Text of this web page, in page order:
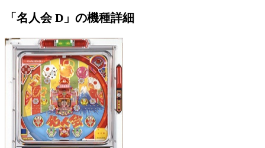
「名人会 D」の機種詳細